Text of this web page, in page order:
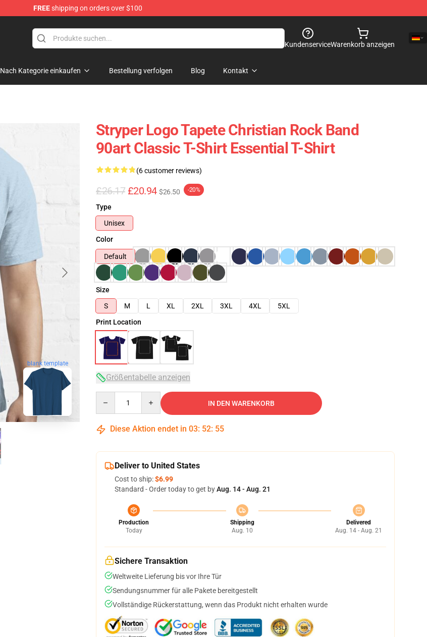
FREEshipping on orders over $100
KundenserviceWarenkorb anzeigen
Nach Kategorie einkaufen Bestellung verfolgen Blog Kontakt
blank template
Stryper Logo Tapete Christian Rock Band
90art Classic T-Shirt Essential T-Shirt
(6 customer reviews)
£26.17 £20.94 $26.50 -20%
Type
Unisex
Color
Default
Size
S
M L XL 2XL 3XL 4XL
5XL
Print Location
Größentabelle anzeigen
IN DEN WARENKORB
Diese Aktion endet in 03: 52: 54
Deliver to United States
Cost to ship:$6.99
Standard - Order today to get byAug. 14 - Aug. 21
Production
Today
Shipping
Aug. 10
Delivered
Aug. 14 - Aug. 21
Sichere Transaktion
Weltweite Lieferung bis vor Ihre Tür
Sendungsnummer für alle Pakete bereitgestellt
Vollständige Rückerstattung, wenn das Produkt nicht erhalten wurde